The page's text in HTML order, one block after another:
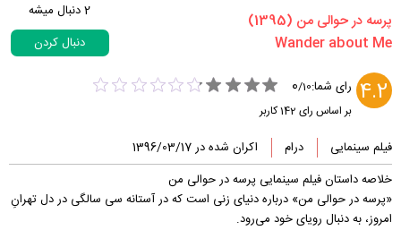
‏پرسه در حوالی من‏ (1395)
2دنبال میشه
دنبال کردن
4.2 رای شما: 0/10
بر اساس رای 142کاربر
فیلم سینمایی درام
اکران شده در 1396/03/17
خلاصه داستان فیلم سینمایی پرسه در حوالی من
«پرسه در حوالی من» درباره دنیای زنی است که در آستانه سی سالگی در دل تهرانِ
امروز، به دنبال رویای خود می‌ر‌‌ود.